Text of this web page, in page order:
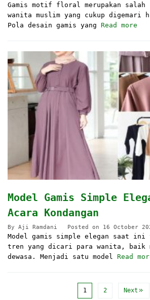
Gamis motif floral merupakan salah
wanita muslim yang cukup digemari
Pola desain gamis yang Read more
Model Gamis Simple
Acara Kondangan
By Aji Ramdani Posted on 16 October
Model gamis simple elegan saat ini
tren yang dicari para wanita, baik
dewasa. Menjadi satu model Read
1 2 Next